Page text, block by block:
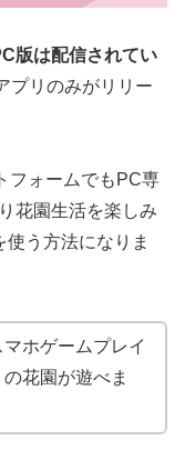
版は配信されてい
プリのみがリリー
フォームでもPC専
花園生活を楽しみ
う方法になりま
ホゲームプレイ
花園が遊べま